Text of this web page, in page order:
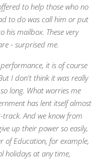
to help those who no
to do was call him or put
mailbox. These very
- surprised me.
it is of course
I don't think it was really
long. What worries me
has lent itself almost
track. And we know from
up their power so easily,
of Education, for example,
holidays at any time,